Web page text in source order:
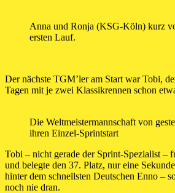
Anna und Ronja (KSG-Köln) kurz
ersten Lauf.
Der nächste TGM’ler am Start war Tobi,
Tagen mit je zwei Klassikrennen schon
Die Weltmeistermannschaft von
ihren Einzel-Sprintstart
Tobi – nicht gerade der Sprint-Spezialist –
und belegte den 37. Platz, nur eine
hinter dem schnellsten Deutschen Enno –
noch nie dran.